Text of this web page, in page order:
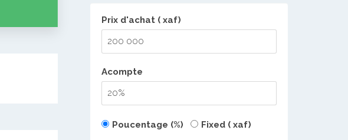
Prix d'achat ( xaf)
Acompte
Poucentage (%) Fixed ( xaf)